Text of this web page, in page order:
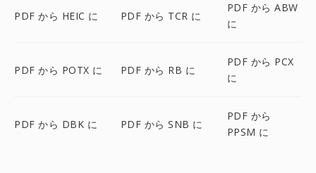
PDF から HEIC に PDF から TCR に
PDF から ABW
に
PDF から POTX に PDF から RB に
PDF から PCX
に
PDF から DBK に PDF から SNB に
PDF から
PPSM に